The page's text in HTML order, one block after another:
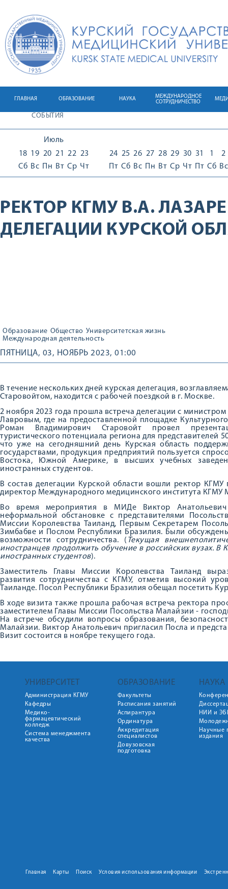
ГЛАВНАЯ ОБРАЗОВАНИЕ НАУКА
МЕЖДУНАРОДНОЕ
СОТРУДНИЧЕСТВО
СОБЫТИЯ
Июль
18
Сб
19
Вс
20
Пн
21
Вт
22
Ср
23
Чт
24
Пт
25
Сб
26
Вс
27
Пн
28
Вт
29
Ср
30
Чт
31
Пт
1
Сб
2
Вс
РЕКТОР КГМУ В.А.
ДЕЛЕГАЦИИ КУРСКОЙ
Образование Общество Университетская жизнь
Международная деятельность
ПЯТНИЦА, 03, НОЯБРЬ 2023, 01:00
В течение нескольких дней курская делегация,
Старовойтом, находится с рабочей поездкой в г. Москве.
2 ноября 2023 года прошла встреча делегации с
Лавровым, где на предоставленной площадке
Роман Владимирович Старовойт провел
туристического потенциала региона для представителей
что уже на сегодняшний день Курская область
государствами, продукция предприятий пользуется
Востока, Южной Америке, в высших учебных
иностранных студентов.
В состав делегации Курской области вошли ректор
директор Международного медицинского института КГМУ
Во время мероприятия в МИДе Виктор
неформальной обстановке с представителями
Миссии Королевства Таиланд, Первым Секретарем
Зимбабве и Послом Республики Бразилия. Были
возможности сотрудничества. ( Текущая
иностранцев продолжить обучение в российских вузах.
иностранных студентов).
Заместитель Главы Миссии Королевства Таиланд
развития сотрудничества с КГМУ, отметив высокий
Таиланде. Посол Республики Бразилия обещал посетить
В ходе визита также прошла рабочая встреча ректора
заместителем Главы Миссии Посольства Малайзии -
На встрече обсудили вопросы образования,
Малайзии. Виктор Анатольевич пригласил Посла и
Визит состоится в ноябре текущего года.
УНИВЕРСИТЕТ
Администрация КГМУ
Кафедры
Медико-
фармацевтический
колледж
Система менеджмента
качества
ОБРАЗОВАНИЕ
Факультеты
Расписания занятий
Аспирантура
Ординатура
Аккредитация
специалистов
Довузовская
подготовка
НАУКА
НИИ и
Научные
издания
Главная Карты Поиск Условия использования информации